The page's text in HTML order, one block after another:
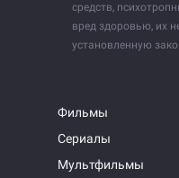
средств,
вред здоровью, их
установленную
Фильмы
Сериалы
Мультфильмы